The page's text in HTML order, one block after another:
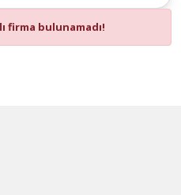
firma bulunamadı!